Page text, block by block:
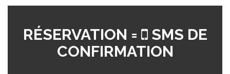
RÉSERVATION =
SMS DE
CONFIRMATION